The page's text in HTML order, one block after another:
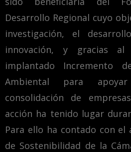
Desarrollo Regional cuyo
investigación, el
innovación, y gracias
implantado Incremento
Ambiental para
consolidación de
acción ha tenido lugar
Para ello ha contado con el
de Sostenibilidad de la